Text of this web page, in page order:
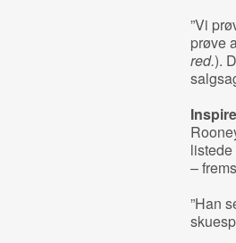
”Vi
prøve
red.).
–
”Han